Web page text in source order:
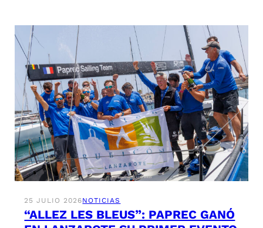
25 JULIO 2026NOTICIAS
“ALLEZ LES BLEUS”: PAPREC GANÓ